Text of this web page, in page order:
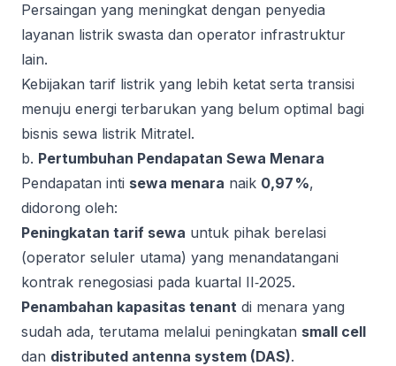
Persaingan yang meningkat dengan penyedia
layanan listrik swasta dan operator infrastruktur
lain.
Kebijakan tarif listrik yang lebih ketat serta transisi
menuju energi terbarukan yang belum optimal bagi
bisnis sewa listrik Mitratel.
b. Pertumbuhan Pendapatan Sewa Menara
Pendapatan inti sewa menara naik 0,97 %,
didorong oleh:
Peningkatan tarif sewa untuk pihak berelasi
(operator seluler utama) yang menandatangani
kontrak renegosiasi pada kuartal II‑2025.
Penambahan kapasitas tenant di menara yang
sudah ada, terutama melalui peningkatan small cell
dan distributed antenna system (DAS).